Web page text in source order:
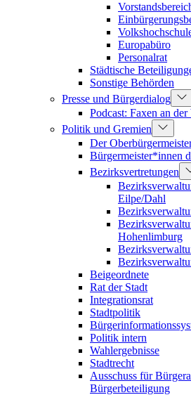
Europabüro
Personalrat
Städtische
Sonstige Behörden
Presse und Bürgerdialog
Podcast: Faxen an
Politik und Gremien
Der
Bürgermeister*innen
Bezirksvertretungen
Eilpe/Dahl
Hohenlimburg
Beigeordnete
Rat der Stadt
Integrationsrat
Stadtpolitik
Politik intern
Wahlergebnisse
Stadtrecht
Ausschuss für
Bürgerbeteiligung